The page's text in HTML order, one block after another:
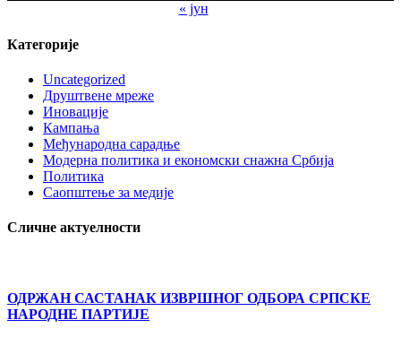
« јун
Категорије
Uncategorized
Друштвене мреже
Иновације
Кампања
Међународна сарадње
Модерна политика и економски снажна Србија
Политика
Саопштење за медије
Сличне актуелности
ОДРЖАН САСТАНАК ИЗВРШНОГ ОДБОРА СРПСКЕ
НАРОДНЕ ПАРТИЈЕ